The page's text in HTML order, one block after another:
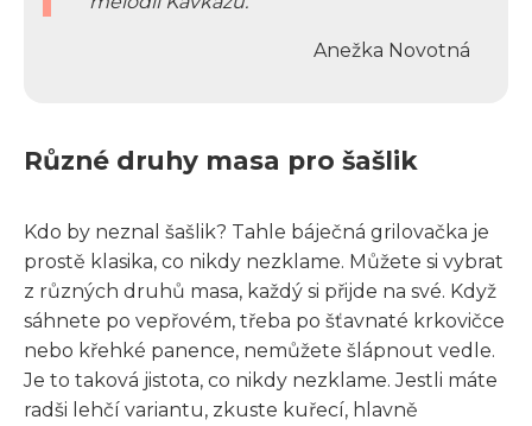
Anežka Novotná
Různé druhy masa pro šašlik
Kdo by neznal šašlik? Tahle báječná grilovačka je
prostě klasika, co nikdy nezklame. Můžete si vybrat
z různých druhů masa, každý si přijde na své. Když
sáhnete po vepřovém, třeba po šťavnaté krkovičce
nebo křehké panence, nemůžete šlápnout vedle.
Je to taková jistota, co nikdy nezklame. Jestli máte
radši lehčí variantu, zkuste kuřecí, hlavně